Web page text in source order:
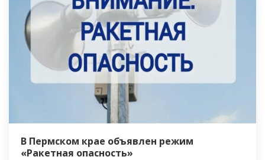
В Пермском крае объявлен режим
«Ракетная опасность»